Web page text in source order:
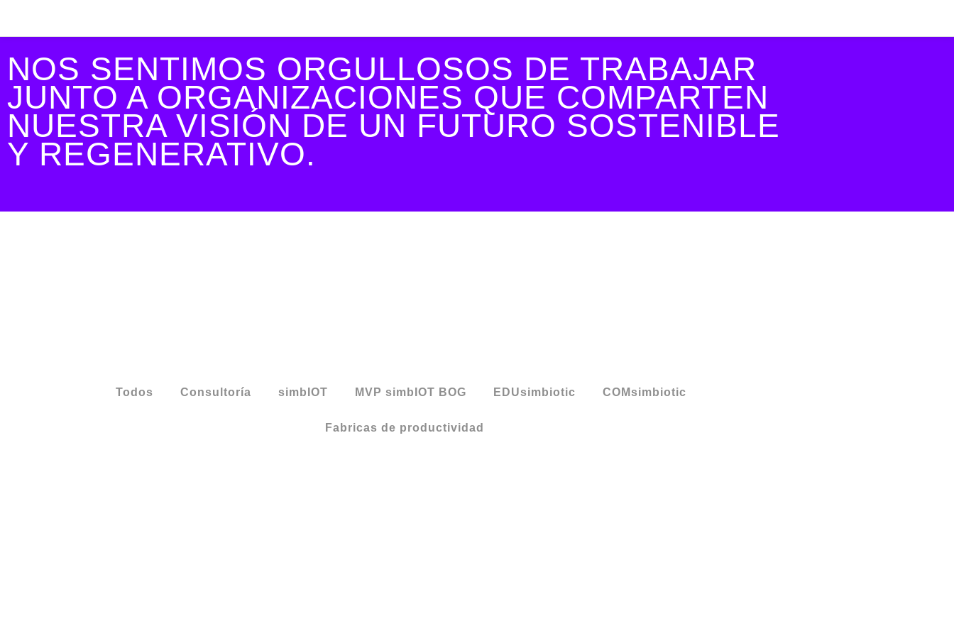
NOS SENTIMOS ORGULLOSOS DE TRABAJAR
JUNTO A ORGANIZACIONES QUE COMPARTEN
NUESTRA VISIÓN DE UN FUTURO SOSTENIBLE
Y REGENERATIVO.
Todos Consultoría simbIOT MVP simbIOT BOG EDUsimbiotic COMsimbiotic
Fabricas de productividad